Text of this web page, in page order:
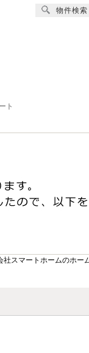
ト
スマートホームのホー
物件検索